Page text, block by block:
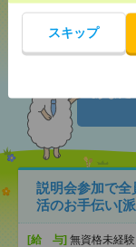
スキップ
説明会参加で全
活のお手伝い[
[給 与] 無資格未経